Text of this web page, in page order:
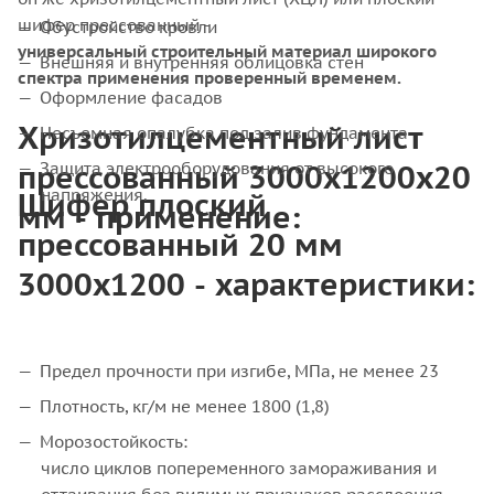
шифер прессованный -
универсальный строительный материал широкого
спектра применения проверенный временем.
Хризотилцементный лист
прессованный 3000х1200х20
мм - применение:
Обустройство кровли
Внешняя и внутренняя облицовка стен
Оформление фасадов
Несъемная опалубка под залив фундамента
Защита электрооборудования от высокого
напряжения.
Шифер плоский
прессованный 20 мм
3000х1200 - характеристики:
Предел прочности при изгибе, МПа, не менее 23
Плотность, кг/м не менее 1800 (1,8)
Морозостойкость:
число циклов попеременного замораживания и